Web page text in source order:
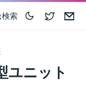
検索
ユニット